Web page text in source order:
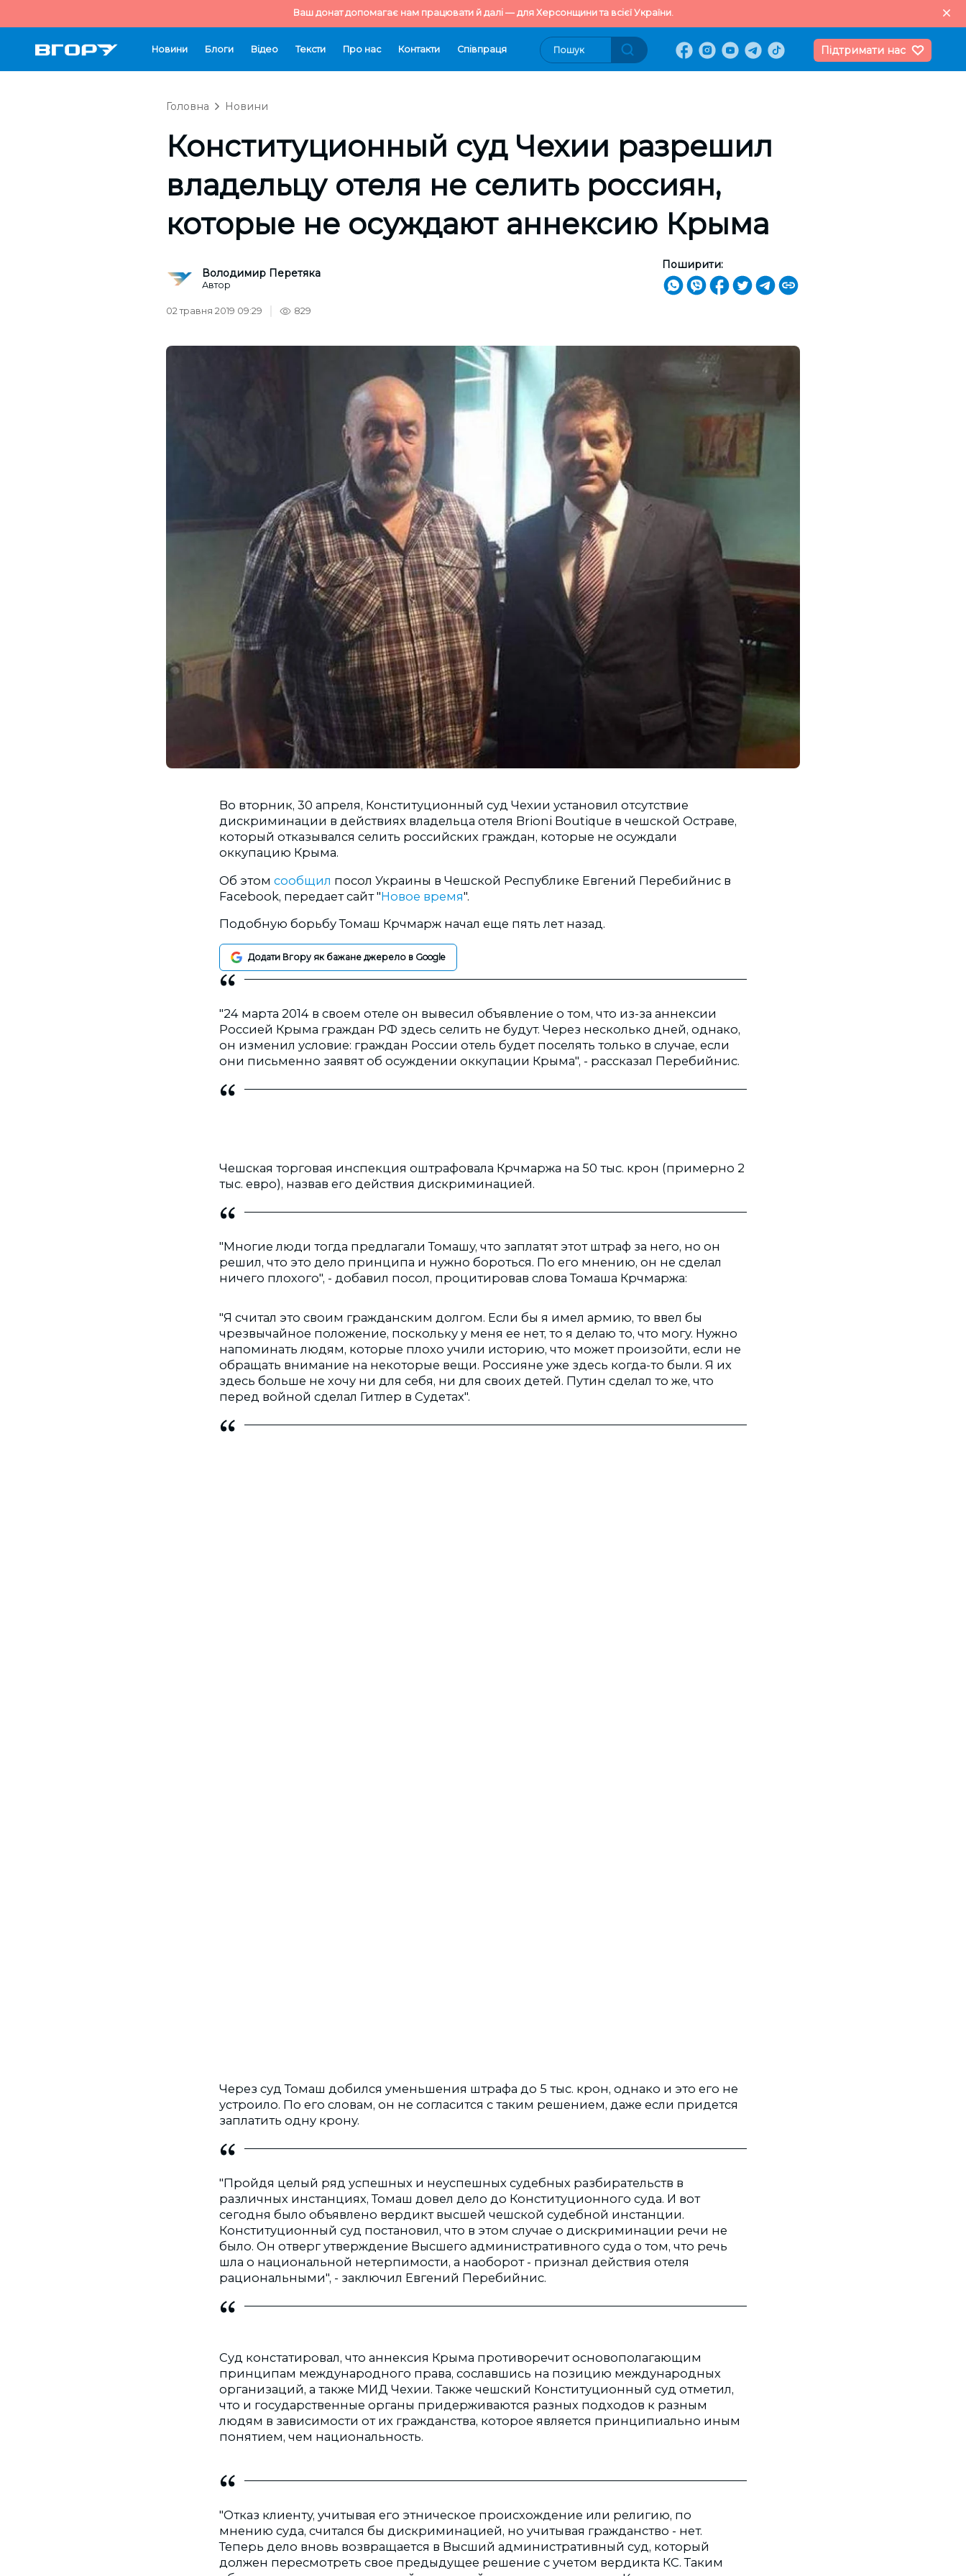
Ваш донат допомагає нам працювати й далі — для Херсонщини та всієї України.
Новини Блоги Відео Тексти Про нас Контакти Cпівпраця Підтримати нас
Головна Новини
Конституционный суд Чехии разрешил
владельцу отеля не селить россиян,
которые не осуждают аннексию Крыма
Володимир Перетяка
Автор
Поширити:
02 травня 2019 09:29 829
Во вторник, 30 апреля, Конституционный суд Чехии установил отсутствие
дискриминации в действиях владельца отеля Brioni Boutique в чешской Остраве,
который отказывался селить российских граждан, которые не осуждали
оккупацию Крыма.
Об этом сообщил посол Украины в Чешской Республике Евгений Перебийнис в
Facebook, передает сайт "Новое время".
Подобную борьбу Томаш Крчмарж начал еще пять лет назад.
Додати Вгору як бажане джерело в Google
"24 марта 2014 в своем отеле он вывесил объявление о том, что из-за аннексии
Россией Крыма граждан РФ здесь селить не будут. Через несколько дней, однако,
он изменил условие: граждан России отель будет поселять только в случае, если
они письменно заявят об осуждении оккупации Крыма", - рассказал Перебийнис.
Чешская торговая инспекция оштрафовала Крчмаржа на 50 тыс. крон (примерно 2
тыс. евро), назвав его действия дискриминацией.
"Многие люди тогда предлагали Томашу, что заплатят этот штраф за него, но он
решил, что это дело принципа и нужно бороться. По его мнению, он не сделал
ничего плохого", - добавил посол, процитировав слова Томаша Крчмаржа:
"Я считал это своим гражданским долгом. Если бы я имел армию, то ввел бы
чрезвычайное положение, поскольку у меня ее нет, то я делаю то, что могу. Нужно
напоминать людям, которые плохо учили историю, что может произойти, если не
обращать внимание на некоторые вещи. Россияне уже здесь когда-то были. Я их
здесь больше не хочу ни для себя, ни для своих детей. Путин сделал то же, что
перед войной сделал Гитлер в Судетах".
Через суд Томаш добился уменьшения штрафа до 5 тыс. крон, однако и это его не
устроило. По его словам, он не согласится с таким решением, даже если придется
заплатить одну крону.
"Пройдя целый ряд успешных и неуспешных судебных разбирательств в
различных инстанциях, Томаш довел дело до Конституционного суда. И вот
сегодня было объявлено вердикт высшей чешской судебной инстанции.
Конституционный суд постановил, что в этом случае о дискриминации речи не
было. Он отверг утверждение Высшего административного суда о том, что речь
шла о национальной нетерпимости, а наоборот - признал действия отеля
рациональными", - заключил Евгений Перебийнис.
Суд констатировал, что аннексия Крыма противоречит основополагающим
принципам международного права, сославшись на позицию международных
организаций, а также МИД Чехии. Также чешский Конституционный суд отметил,
что и государственные органы придерживаются разных подходов к разным
людям в зависимости от их гражданства, которое является принципиально иным
понятием, чем национальность.
"Отказ клиенту, учитывая его этническое происхождение или религию, по
мнению суда, считался бы дискриминацией, но учитывая гражданство - нет.
Теперь дело вновь возвращается в Высший административный суд, который
должен пересмотреть свое предыдущее решение с учетом вердикта КС. Таким